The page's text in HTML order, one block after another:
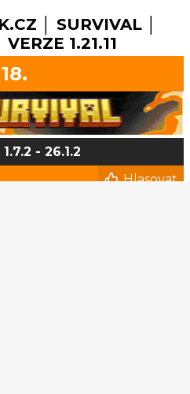
│ SURVIVAL │
1.21.11
18.
1.7.2 - 26.1.2
Hlasovat